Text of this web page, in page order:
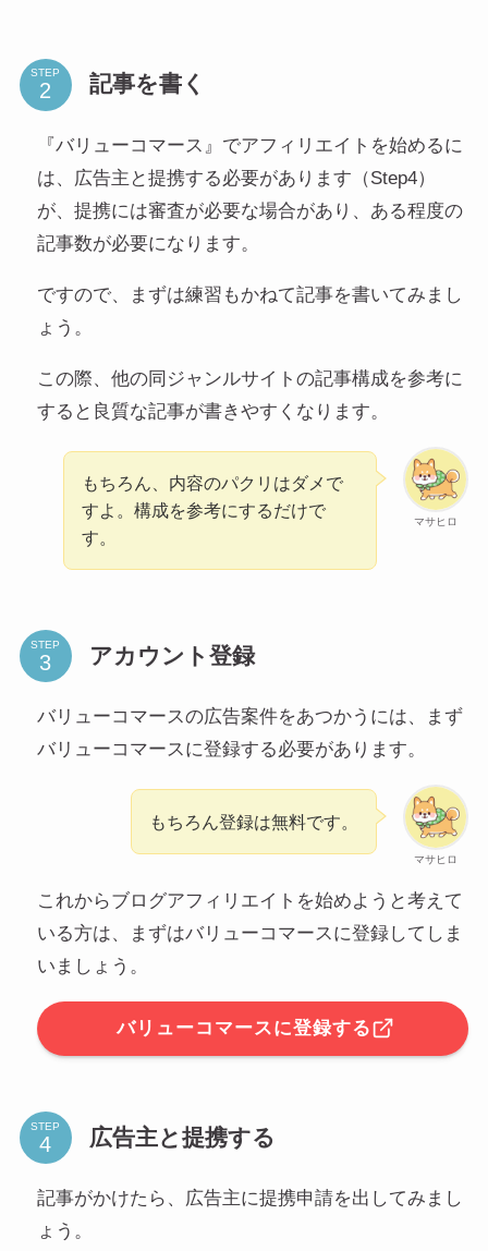
STEP 記事を書く
『バリューコマース』でアフィリエイトを始めるに
は、広告主と提携する必要があります（Step4）
が、提携には審査が必要な場合があり、ある程度の
記事数が必要になります。
ですので、まずは練習もかねて記事を書いてみまし
ょう。
この際、他の同ジャンルサイトの記事構成を参考に
すると良質な記事が書きやすくなります。
マサヒロ
もちろん、内容のパクリはダメで
すよ。構成を参考にするだけで
す。
STEP アカウント登録
バリューコマースの広告案件をあつかうには、まず
バリューコマースに登録する必要があります。
マサヒロ
もちろん登録は無料です。
これからブログアフィリエイトを始めようと考えて
いる方は、まずはバリューコマースに登録してしま
いましょう。
バリューコマースに登録する
STEP 広告主と提携する
記事がかけたら、広告主に提携申請を出してみまし
ょう。